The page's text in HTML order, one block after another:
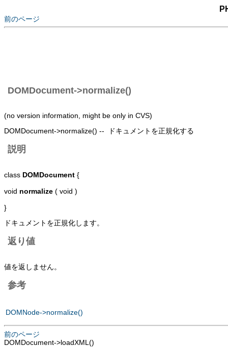
前のページ
DOMDocument->normalize()
(no version information, might be only in CVS)
DOMDocument->normalize() -- ドキュメントを正規化する
説明
class DOMDocument {
void normalize ( void )
}
ドキュメントを正規化します。
返り値
値を返しません。
参考
DOMNode->normalize()
前のページ
DOMDocument->loadXML()